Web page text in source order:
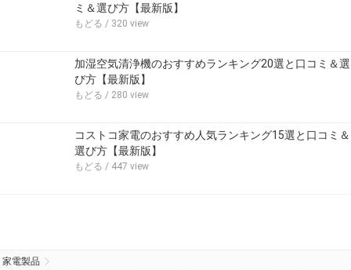
ミ＆選び方【最新版】
もどる / 320 view
加湿空気清浄機のおすすめランキング20選と口コミ＆選
び方【最新版】
もどる / 280 view
コストコ家電のおすすめ人気ランキング15選と口コミ＆
選び方【最新版】
もどる / 447 view
家電製品